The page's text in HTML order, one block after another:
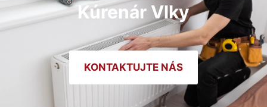
Kúrenár Vlky
KONTAKTUJTE NÁS